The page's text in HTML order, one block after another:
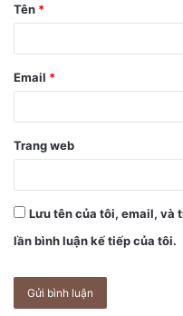
sẵn bằng các cử chỉ như
Tên *
Email *
Trang web
Lưu tên của tôi, email, và
lần bình luận kế tiếp của tôi.